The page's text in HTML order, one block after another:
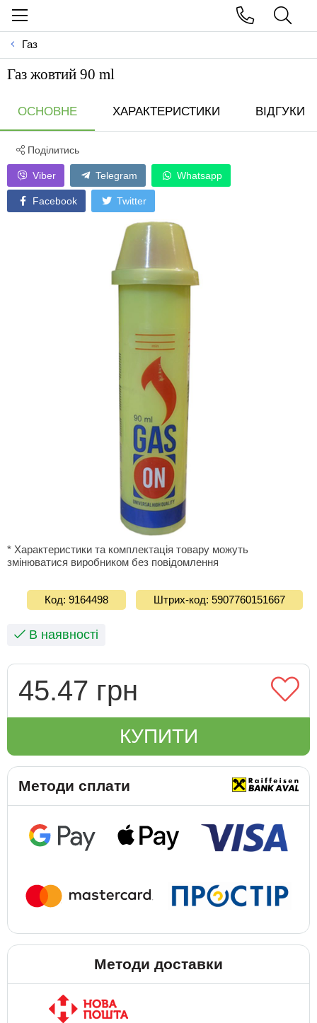
Газ
Газ жовтий 90 ml
ОСНОВНЕ ХАРАКТЕРИСТИКИ ВІДГУКИ
Поділитись
Viber Telegram Whatsapp
Facebook Twitter
* Характеристики та комплектація товару можуть
змінюватися виробником без повідомлення
Код: 9164498 Штрих-код: 5907760151667
В наявності
45.47 грн
КУПИТИ
Методи сплати
Методи доставки